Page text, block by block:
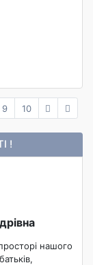
!
нашого
9 10